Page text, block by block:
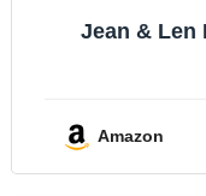
Jean & Len
Amazon